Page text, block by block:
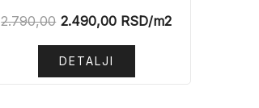
2.790,00 2.490,00 RSD/m2
DETALJI